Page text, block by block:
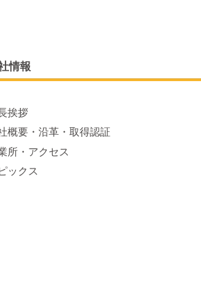
情報
挨拶
概要・沿革・取得認証
所・アクセス
ックス